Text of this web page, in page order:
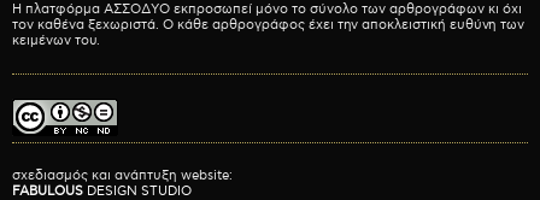
Η πλατφόρμα ΑΣΣΟΔΥΟ εκπροσωπεί μόνο το σύνολο των αρθρογράφων κι όχι
τον καθένα ξεχωριστά. Ο κάθε αρθρογράφος έχει την αποκλειστική ευθύνη των
κειμένων του.
σχεδιασμός και ανάπτυξη website:
FABULOUS DESIGN STUDIO